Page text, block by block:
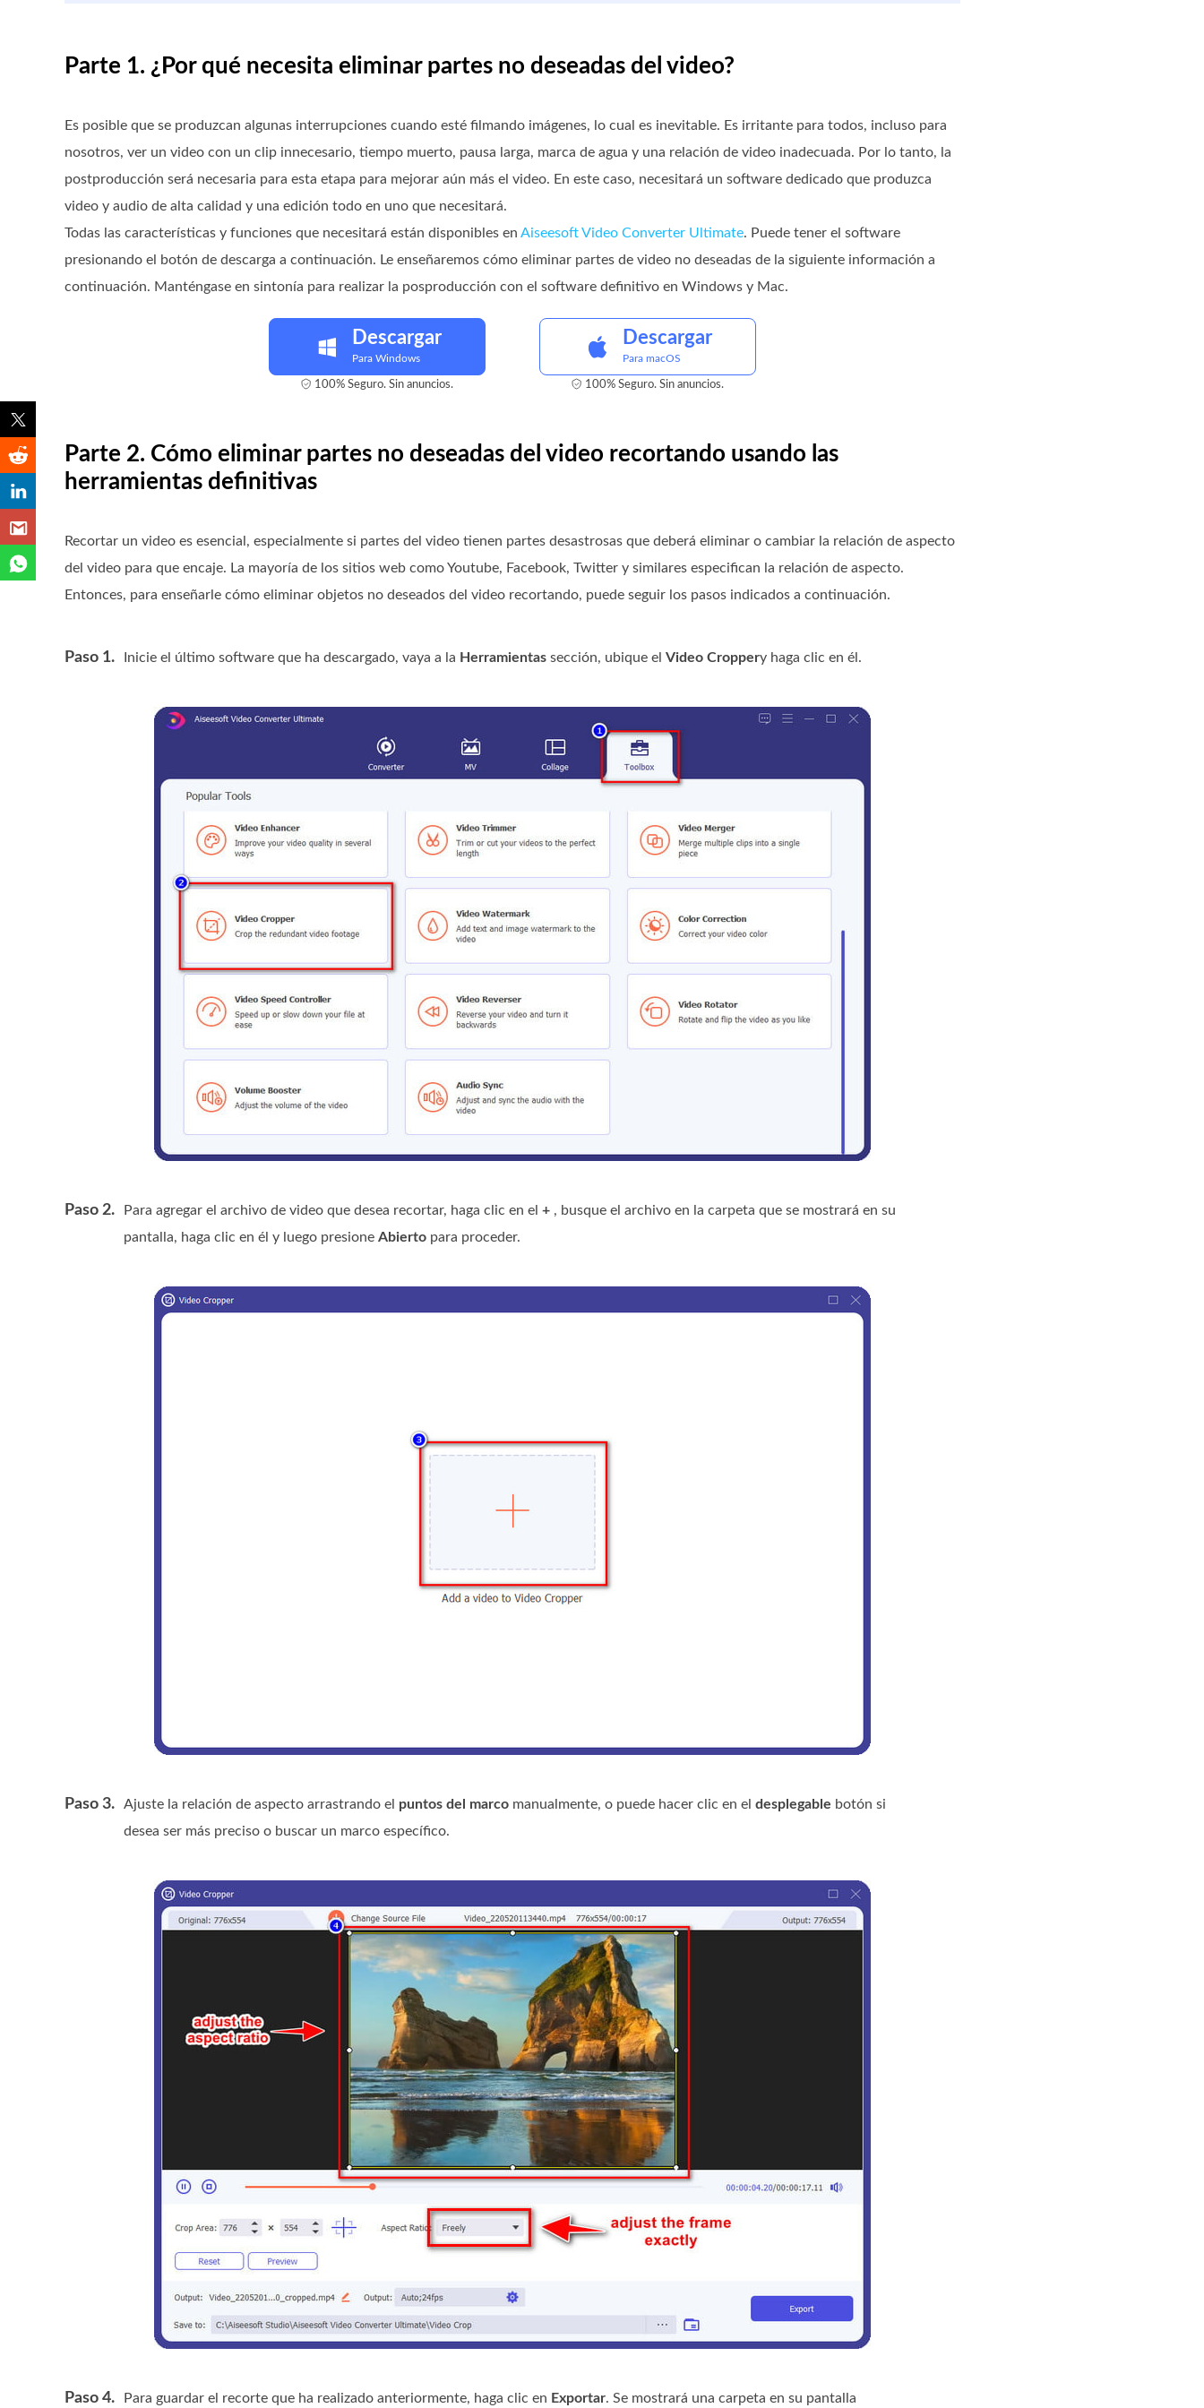
Parte 1. ¿Por qué necesita eliminar partes no deseadas del video?
Es posible que se produzcan algunas interrupciones cuando esté filmando imágenes, lo cual es inevitable. Es irritante para todos, incluso para
nosotros, ver un video con un clip innecesario, tiempo muerto, pausa larga, marca de agua y una relación de video inadecuada. Por lo tanto, la
postproducción será necesaria para esta etapa para mejorar aún más el video. En este caso, necesitará un software dedicado que produzca
video y audio de alta calidad y una edición todo en uno que necesitará.
Todas las características y funciones que necesitará están disponibles en Aiseesoft Video Converter Ultimate. Puede tener el software
presionando el botón de descarga a continuación. Le enseñaremos cómo eliminar partes de video no deseadas de la siguiente información a
continuación. Manténgase en sintonía para realizar la posproducción con el software definitivo en Windows y Mac.
Descargar
Para Windows
100% Seguro. Sin anuncios.
Descargar
Para macOS
100% Seguro. Sin anuncios.
Parte 2. Cómo eliminar partes no deseadas del video recortando usando las
herramientas definitivas
Recortar un video es esencial, especialmente si partes del video tienen partes desastrosas que deberá eliminar o cambiar la relación de aspecto
del video para que encaje. La mayoría de los sitios web como Youtube, Facebook, Twitter y similares especifican la relación de aspecto.
Entonces, para enseñarle cómo eliminar objetos no deseados del video recortando, puede seguir los pasos indicados a continuación.
Paso 1. Inicie el último software que ha descargado, vaya a la Herramientas sección, ubique el Video Croppery haga clic en él.
Paso 2. Para agregar el archivo de video que desea recortar, haga clic en el + , busque el archivo en la carpeta que se mostrará en su
pantalla, haga clic en él y luego presione Abierto para proceder.
Paso 3. Ajuste la relación de aspecto arrastrando el puntos del marco manualmente, o puede hacer clic en el desplegable botón si
desea ser más preciso o buscar un marco específico.
Paso 4. Para guardar el recorte que ha realizado anteriormente, haga clic en Exportar. Se mostrará una carpeta en su pantalla